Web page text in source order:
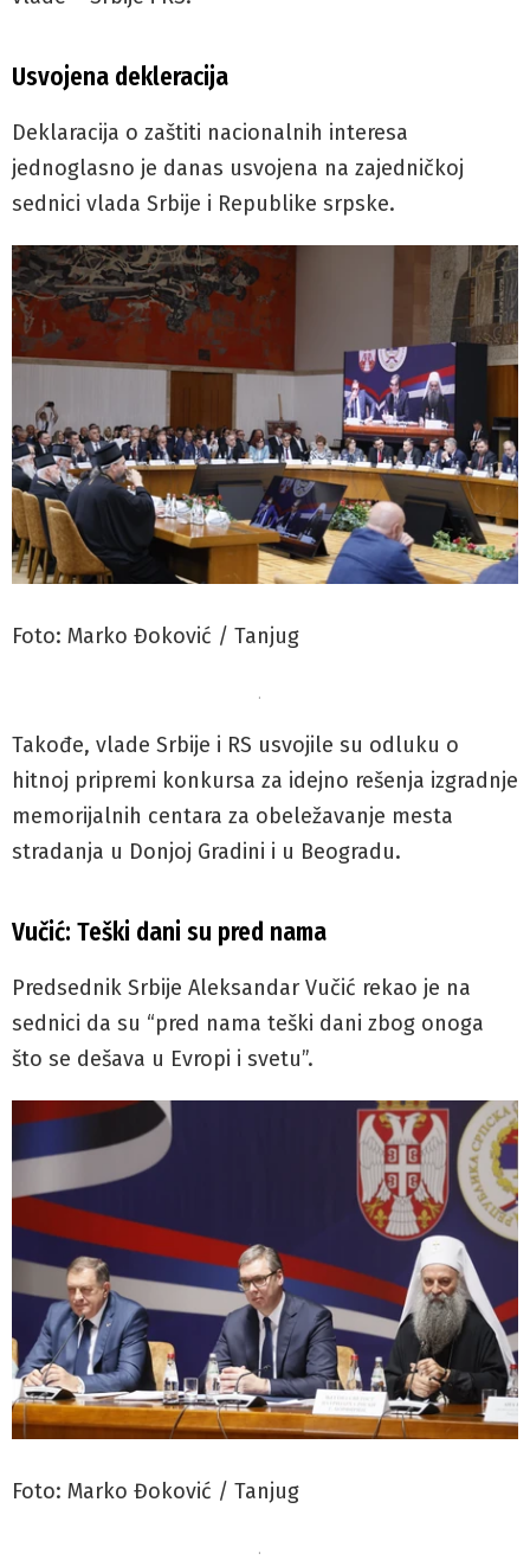
Usvojena dekleracija
Deklaracija o zaštiti nacionalnih interesa
jednoglasno je danas usvojena na zajedničkoj
sednici vlada Srbije i Republike srpske.
Foto: Marko Đoković / Tanjug
.
Takođe, vlade Srbije i RS usvojile su odluku o
hitnoj pripremi konkursa za idejno rešenja izgradnje
memorijalnih centara za obeležavanje mesta
stradanja u Donjoj Gradini i u Beogradu.
Vučić: Teški dani su pred nama
Predsednik Srbije Aleksandar Vučić rekao je na
sednici da su “pred nama teški dani zbog onoga
što se dešava u Evropi i svetu”.
Foto: Marko Đoković / Tanjug
.